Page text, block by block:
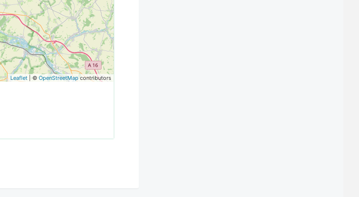
Leaflet| © OpenStreetMapcontributors